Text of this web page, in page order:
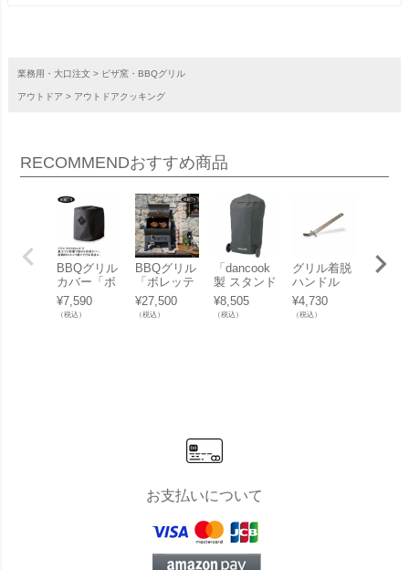
業務用・大口注文 ピザ窯・BBQグリル
アウトドア アウトドアクッキング
RECOMMENDおすすめ商品
BBQグリル
カバー「ボ
レッティ
（BORETT
I） トネロ
¥7,590
（税込）
BBQグリル
「ボレッテ
ィ（BORE
TTI） テル
ツォ（TER
¥27,500
（税込）
「dancook
製 スタンド
BBQ（バー
ベキュー）
専用カバー
¥8,505
（税込）
グリル着脱
ハンドル
「ボレッテ
ィ（BORE
TTI）専用
¥4,730
（税込）
BBQ
お支払いについて